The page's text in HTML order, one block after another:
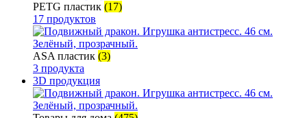
PETG пластик (17)
17 продуктов
ASA пластик (3)
3 продукта
3D продукция